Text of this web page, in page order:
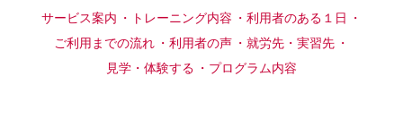
サービス案内 トレーニング内容
利用者のある１日
ご利用までの流れ
利用者の声
就労先・実習先
見学・体験する
プログラム内容